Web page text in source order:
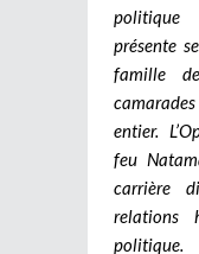
politique
présente
famille
entier.
feu
carrière
relations